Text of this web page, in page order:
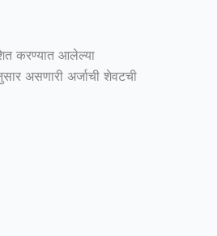
करण्यात आलेल्या
असणारी अर्जाची शेवटची